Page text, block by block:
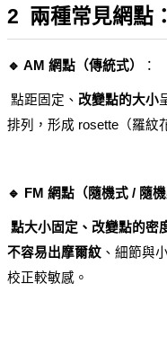
2  兩種常見網點
🔹 AM 網點（傳統式） ：
點距固定、 改變點的大小
排列，形成 rosette（羅紋
🔹 FM 網點（隨機式 / 隨
點大小固定、改變點的密
不容易出摩爾紋 、細節與
校正較敏感。